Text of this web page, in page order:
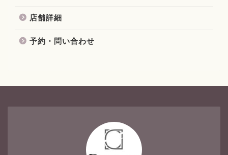
店舗詳細
予約・問い合わせ